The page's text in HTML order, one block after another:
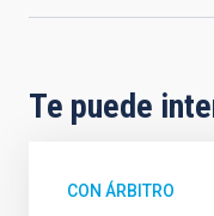
Te puede
CON ÁRBITRO